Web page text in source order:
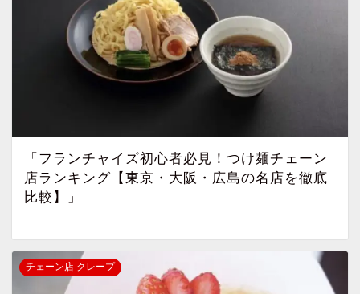
「フランチャイズ初心者必見！つけ麺チェーン
店ランキング【東京・大阪・広島の名店を徹底
比較】」
チェーン店 クレープ